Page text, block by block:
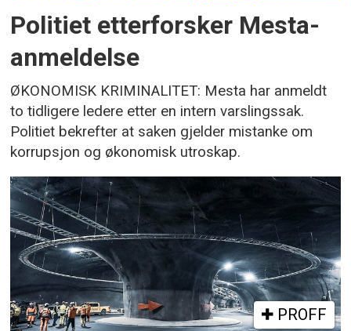
Politiet etterforsker Mesta-
anmeldelse
ØKONOMISK KRIMINALITET: Mesta har anmeldt
to tidligere ledere etter en intern varslingssak.
Politiet bekrefter at saken gjelder mistanke om
korrupsjon og økonomisk utroskap.
PROFF